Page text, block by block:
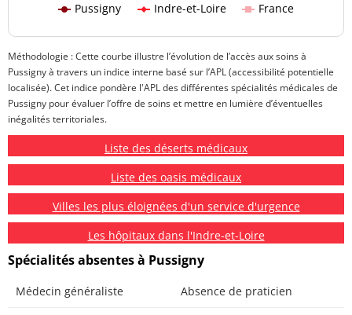
Pussigny Indre-et-Loire France
Méthodologie : Cette courbe illustre l’évolution de l’accès aux soins à
Pussigny à travers un indice interne basé sur l’APL (accessibilité potentielle
localisée). Cet indice pondère l'APL des différentes spécialités médicales de
Pussigny pour évaluer l’offre de soins et mettre en lumière d’éventuelles
inégalités territoriales.
Liste des déserts médicaux
Liste des oasis médicaux
Villes les plus éloignées d'un service d'urgence
Les hôpitaux dans l'Indre-et-Loire
Spécialités absentes à Pussigny
Médecin généraliste Absence de praticien